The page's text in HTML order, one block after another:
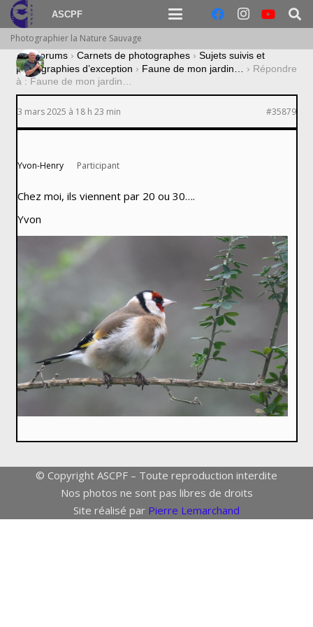
ASCPF
Photographier la Nature Sauvage
› Forums › Carnets de photographes › Sujets suivis et
photographies d’exception › Faune de mon jardin… › Répondre
à : Faune de mon jardin…
3 mars 2025 à 18 h 23 min #35879
Yvon-Henry Participant
Chez moi, ils viennent par 20 ou 30….
Yvon
© Copyright ASCPF – Toute reproduction interdite
Nos photos ne sont pas libres de droits
Site réalisé par Pierre Lemarchand